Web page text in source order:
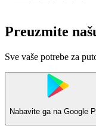
Preuzmite
Sve vaše potrebe za
Nabavite ga na Google